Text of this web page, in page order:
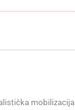
mobilizacija